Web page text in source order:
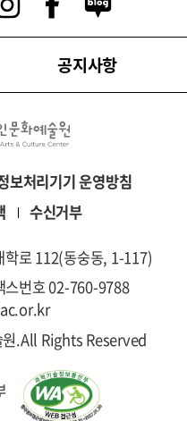
채널 이동 네이버블로
페이스북 이동
인스타그램 이동
공지사항
보처리기기 운영방침
수신거부
학로 112(동숭동, 1-117)
스번호 02-760-9788
.All Rights Reserved